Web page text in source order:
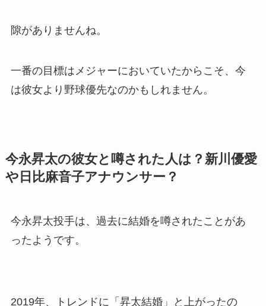
隙がありませんね。
一番の目標はメジャーにおいていたからこそ、今
は彼女より野球優先なのかもしれません。
今永昇太の彼女と噂された人は？新川優愛
や日比麻音子アナウンサー？
今永昇太投手は、過去に結婚を噂されたことがあ
ったようです。
2019年、トレンドに「昇太結婚」と上がったの